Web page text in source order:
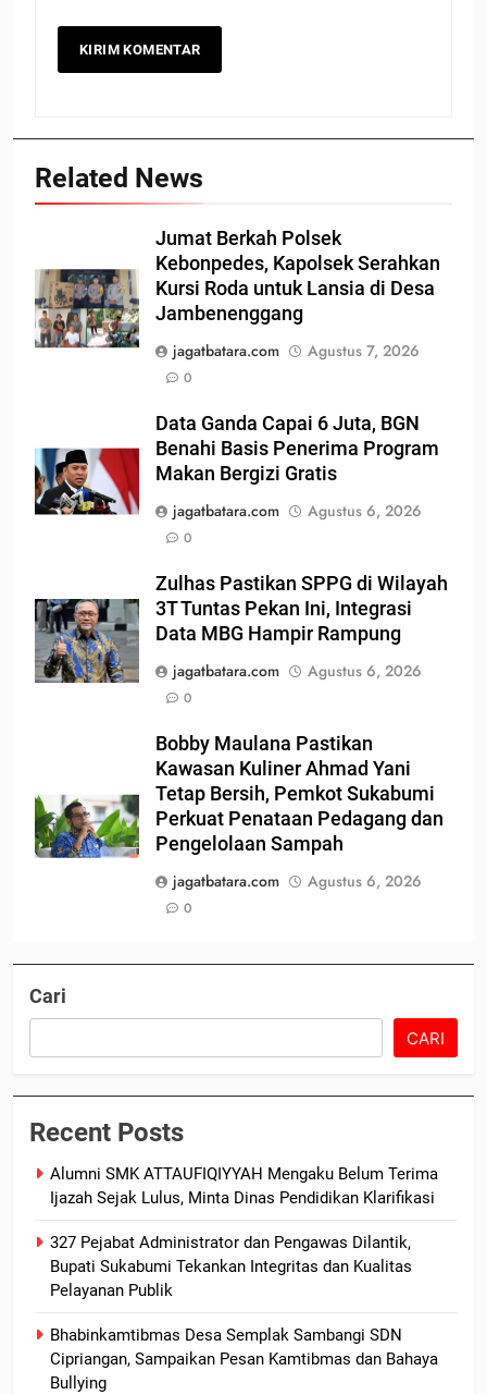
Related News
Jumat Berkah Polsek
Kebonpedes, Kapolsek Serahkan
Kursi Roda untuk Lansia di Desa
Jambenenggang
jagatbatara.com
Agustus 7, 2026
0
Data Ganda Capai 6 Juta, BGN
Benahi Basis Penerima Program
Makan Bergizi Gratis
jagatbatara.com
Agustus 6, 2026
0
Zulhas Pastikan SPPG di Wilayah
3T Tuntas Pekan Ini, Integrasi
Data MBG Hampir Rampung
jagatbatara.com
Agustus 6, 2026
0
Bobby Maulana Pastikan
Kawasan Kuliner Ahmad Yani
Tetap Bersih, Pemkot Sukabumi
Perkuat Penataan Pedagang dan
Pengelolaan Sampah
jagatbatara.com
Agustus 6, 2026
0
Cari
CARI
Recent Posts
Alumni SMK ATTAUFIQIYYAH Mengaku Belum Terima
Ijazah Sejak Lulus, Minta Dinas Pendidikan Klarifikasi
327 Pejabat Administrator dan Pengawas Dilantik,
Bupati Sukabumi Tekankan Integritas dan Kualitas
Pelayanan Publik
Bhabinkamtibmas Desa Semplak Sambangi SDN
Cipriangan, Sampaikan Pesan Kamtibmas dan Bahaya
Bullying